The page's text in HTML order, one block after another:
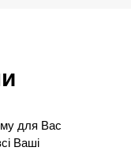
для Вас
Ваші